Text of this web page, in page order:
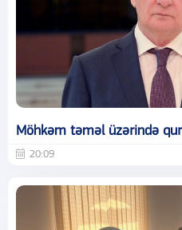
Möhkəm təməl üzərində
20:09